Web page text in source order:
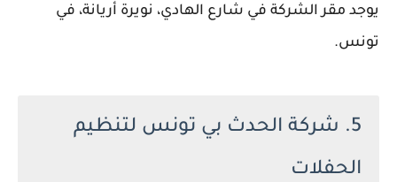
يوجد مقر الشركة في شارع الهادي، نويرة أريانة، في
تونس.
5. شركة الحدث بي تونس لتنظيم
الحفلات